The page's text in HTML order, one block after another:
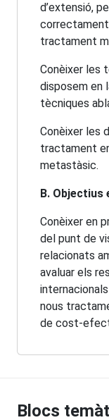
d’extensió,
tractament
Conèixer les
disposem en
tècniques
Conèixer les
tractament
metastàsic.
B. Objectius
Conèixer en
del punt de
relacionats
avaluar els
nous
de cost-
Blocs